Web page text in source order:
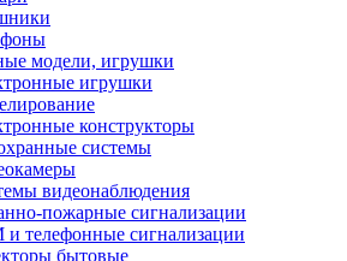
модели, игрушки
игрушки
конструкторы
системы
видеонаблюдения
пожарные сигнализации
и телефонные сигнализации
бытовые